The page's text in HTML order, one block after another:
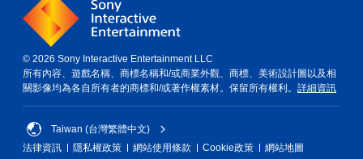
© 2026 Sony Interactive Entertainment LLC
所有內容、遊戲名稱、商標名稱和/或商業外觀、商標、美術設計圖以及相
關影像均為各自所有者的商標和/或著作權素材。保留所有權利。 詳細資訊
Taiwan (台灣繁體中文)
法律資訊
隱私權政策 網站使用條款 Cookie政策 網站地圖